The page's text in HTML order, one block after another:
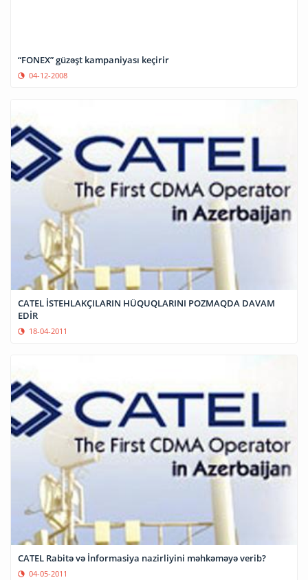
“FONEX” güzəşt kampaniyası keçirir
04-12-2008
CATEL İSTEHLAKÇILARIN HÜQUQLARINI POZMAQDA DAVAM
EDİR
18-04-2011
CATEL Rabitə və İnformasiya nazirliyini məhkəməyə verib?
04-05-2011